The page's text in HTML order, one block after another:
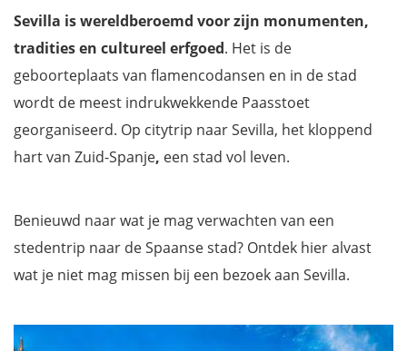
Sevilla is wereldberoemd voor zijn monumenten,
tradities en cultureel erfgoed. Het is de
geboorteplaats van flamencodansen en in de stad
wordt de meest indrukwekkende Paasstoet
georganiseerd. Op citytrip naar Sevilla, het kloppend
hart van Zuid-Spanje, een stad vol leven.
Benieuwd naar wat je mag verwachten van een
stedentrip naar de Spaanse stad? Ontdek hier alvast
wat je niet mag missen bij een bezoek aan Sevilla.